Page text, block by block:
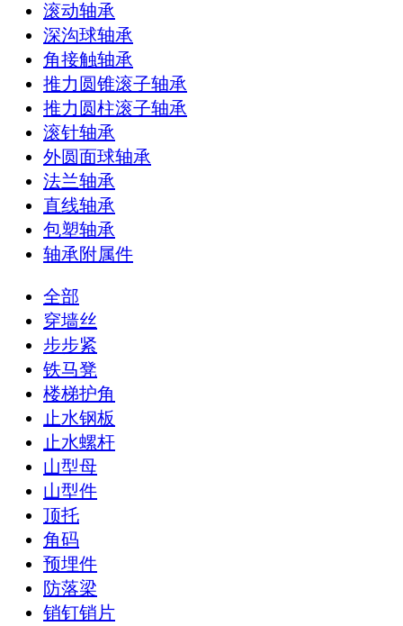
滚动轴承
深沟球轴承
角接触轴承
推力圆锥滚子轴承
推力圆柱滚子轴承
滚针轴承
外圆面球轴承
法兰轴承
直线轴承
包塑轴承
轴承附属件
全部
穿墙丝
步步紧
铁马凳
楼梯护角
止水钢板
止水螺杆
山型母
山型件
顶托
角码
预埋件
防落梁
销钉销片